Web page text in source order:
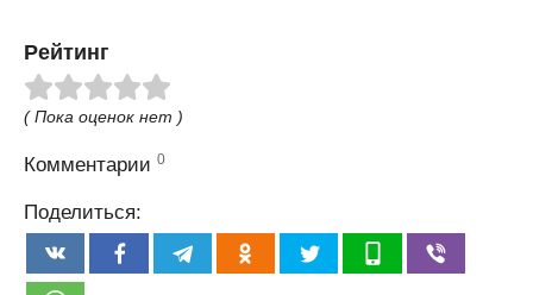
Рейтинг
( Пока оценок нет )
Комментарии 0
Поделиться: